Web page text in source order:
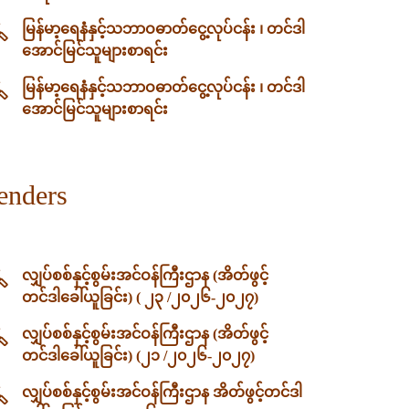
မြန်မာ့ရေနံနှင့်သဘာဝဓာတ်ငွေ့လုပ်ငန်း ၊ တင်ဒါ
အောင်မြင်သူများစာရင်း
မြန်မာ့ရေနံနှင့်သဘာဝဓာတ်ငွေ့လုပ်ငန်း ၊ တင်ဒါ
အောင်မြင်သူများစာရင်း
လျှပ်စစ်နှင့်စွမ်းအင်ဝန်ကြီးဌာန (အိတ်ဖွင့်
တင်ဒါခေါ်ယူခြင်း) ( ၂၃ /၂၀၂၆-၂၀၂၇)
လျှပ်စစ်နှင့်စွမ်းအင်ဝန်ကြီးဌာန (အိတ်ဖွင့်
တင်ဒါခေါ်ယူခြင်း) (၂၁ /၂၀၂၆-၂၀၂၇)
လျှပ်စစ်နှင့်စွမ်းအင်ဝန်ကြီးဌာန အိတ်ဖွင့်တင်ဒါ